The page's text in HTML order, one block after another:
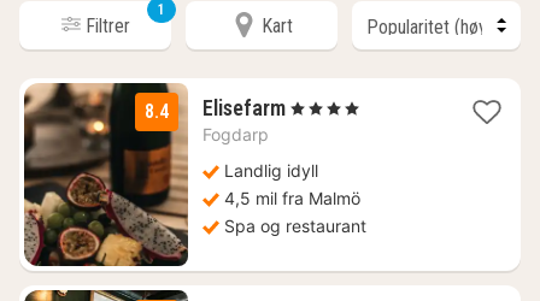
Filtrer
1
Kart
8.4 Elisefarm3
1151
kr.
, 4 Stjerner
Fogdarp
Landlig idyll
4,5 mil fra Malmö
Spa og restaurant